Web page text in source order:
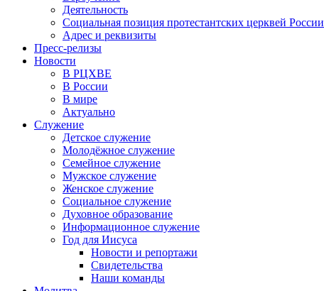
Деятельность
Социальная позиция протестантских церквей России
Адрес и реквизиты
Пресс-релизы
Новости
В РЦХВЕ
В России
В мире
Актуально
Служение
Детское служение
Молодёжное служение
Семейное служение
Мужское служение
Женское служение
Социальное служение
Духовное образование
Информационное служение
Год для Иисуса
Новости и репортажи
Свидетельства
Наши команды